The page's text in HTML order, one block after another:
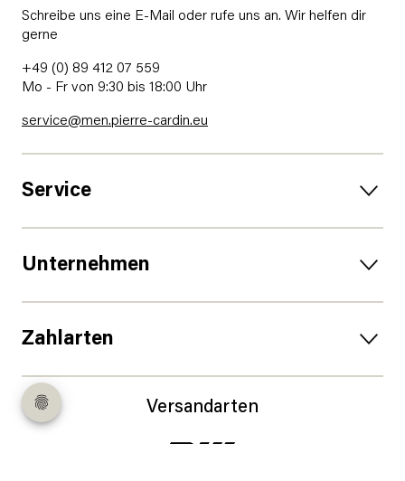
Schreibe uns eine E-Mail oder rufe uns an. Wir helfen dir
gerne
+49 (0) 89 412 07 559
Mo - Fr von 9:30 bis 18:00 Uhr
service@men.pierre-cardin.eu
Service
Unternehmen
Zahlarten
Versandarten